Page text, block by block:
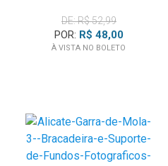
DE: R$ 52,99
POR: R$ 48,00
À VISTA NO BOLETO